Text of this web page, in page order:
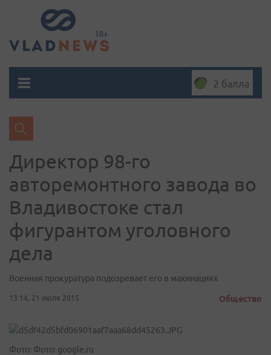
2 балла
Директор 98-го
авторемонтного завода во
Владивостоке стал
фигурантом уголовного
дела
Военная прокуратура подозревает его в махинациях
13:14, 21 июля 2015 Общество
Фото: Фото: google.ru